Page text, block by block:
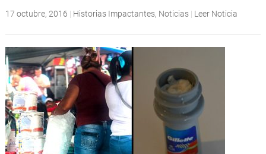
17 octubre, 2016 | Historias Impactantes, Noticias | Leer Noticia